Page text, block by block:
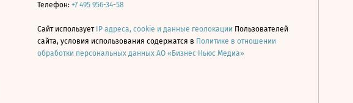
Телефон: +7 495 956-34-58
Сайт использует IP адреса, cookie и данные геолокации Пользователей
сайта, условия использования содержатся в Политике в отношении
обработки персональных данных АО «Бизнес Ньюс Медиа»